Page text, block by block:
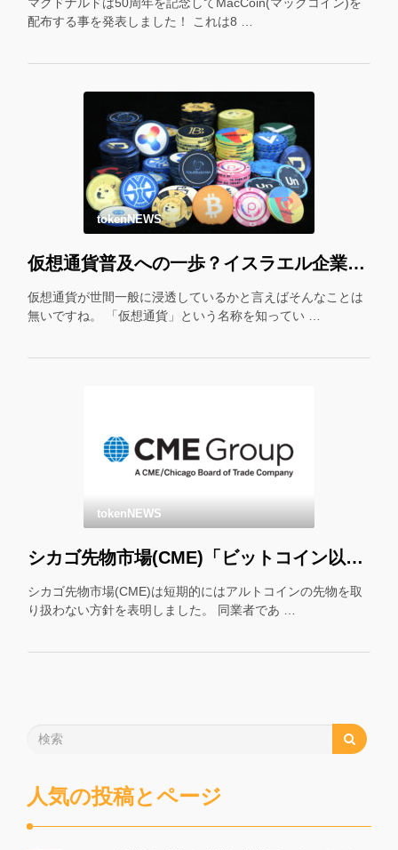
配布する事を発表しました！ これは8 …
tokenNEWS
仮想通貨普及への一歩？イスラエル企業が仮想通貨をギフトカード化！
仮想通貨が世間一般に浸透しているかと言えばそんなことは
無いですね。 「仮想通貨」という名称を知ってい …
tokenNEWS
シカゴ先物市場(CME)「ビットコイン以外の先物はやりません」
シカゴ先物市場(CME)は短期的にはアルトコインの先物を取
り扱わない方針を表明しました。 同業者であ …
人気の投稿とページ